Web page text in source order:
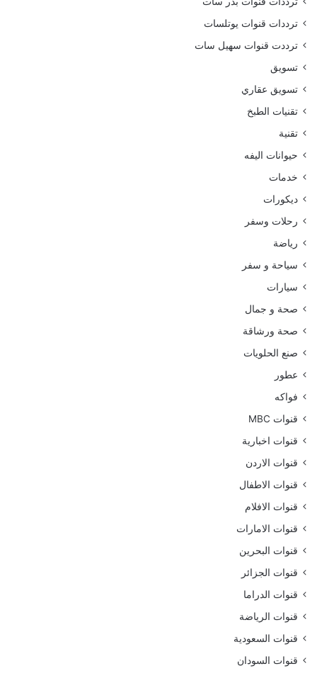
ترددات قنوات يوتلسات
ترددت قنوات سهيل سات
تسويق
تسويق عقاري
تقنيات الطبخ
تقنية
حيوانات اليفه
خدمات
ديكورات
رحلات وسفر
رياضة
سياحة و سفر
سيارات
صحة و جمال
صحة ورشاقة
صنع الحلويات
عطور
فواكه
قنوات MBC
قنوات اخبارية
قنوات الاردن
قنوات الاطفال
قنوات الافلام
قنوات الامارات
قنوات البحرين
قنوات الجزائر
قنوات الدراما
قنوات الرياضة
قنوات السعودية
قنوات السودان